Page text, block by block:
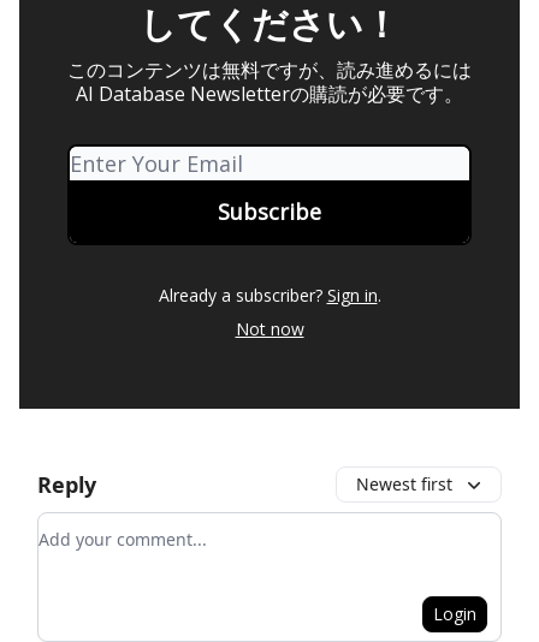
してください！
このコンテンツは無料ですが、読み進めるには
AI Database Newsletterの購読が必要です。
Already a subscriber? Sign in.
Not now
Reply Newest first
Add your comment
Login